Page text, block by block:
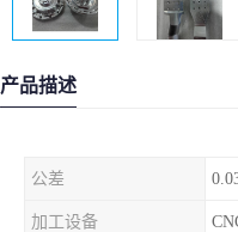
产品描述
公差
加工设备